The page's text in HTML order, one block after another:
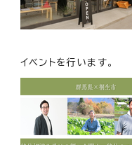
イベントを行います。